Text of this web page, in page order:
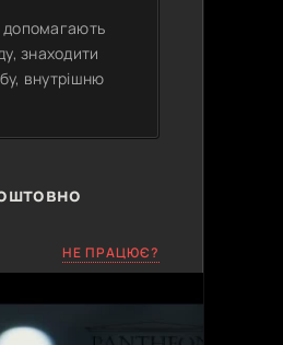
допомагають
знаходити
внутрішню
НЕ ПРАЦЮЄ?